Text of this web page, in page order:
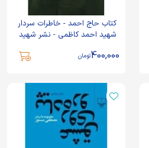
کتاب حاج احمد - خاطرات سردار
شهید احمد کاظمی - نشر شهید
400,000تومان